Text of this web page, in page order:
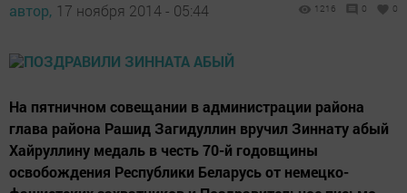
автор, 17 ноября 2014 - 05:44 1216 0 0
На пятничном совещании в администрации района
глава района Рашид Загидуллин вручил Зиннату абый
Хайруллину медаль в честь 70-й годовщины
освобождения Республики Беларусь от немецко-